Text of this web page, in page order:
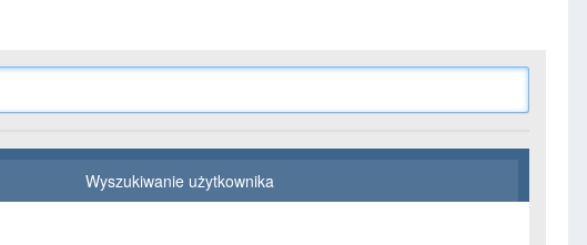
Wyszukiwanie użytkownika